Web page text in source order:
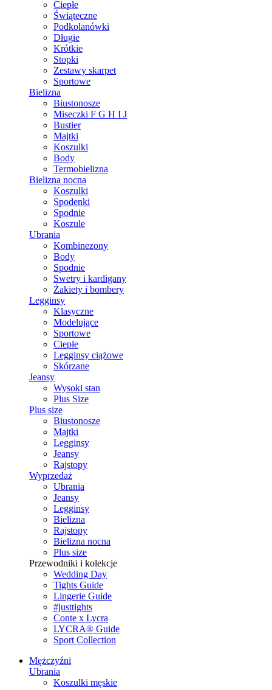
Ciepłe
Świąteczne
Podkolanówki
Długie
Krótkie
Stopki
Zestawy skarpet
Sportowe
Bielizna
Biustonosze
Miseczki F G H I J
Bustier
Majtki
Koszulki
Body
Termobielizna
Bielizna nocna
Koszulki
Spodenki
Spodnie
Koszule
Ubrania
Kombinezony
Body
Spodnie
Swetry i kardigany
Żakiety i bombery
Legginsy
Klasyczne
Modelujące
Sportowe
Ciepłe
Legginsy ciążowe
Skórzane
Jeansy
Wysoki stan
Plus Size
Plus size
Biustonosze
Majtki
Legginsy
Jeansy
Rajstopy
Wyprzedaż
Ubrania
Jeansy
Legginsy
Bielizna
Rajstopy
Bielizna nocna
Plus size
Przewodniki i kolekcje
Wedding Day
Tights Guide
Lingerie Guide
#justtights
Conte x Lycra
LYCRA® Guide
Sport Сollection
Mężczyźni
Ubrania
Koszulki męskie